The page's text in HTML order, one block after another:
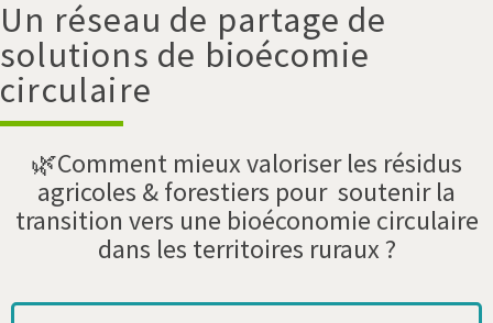
Un réseau de partage de
solutions de bioécomie
circulaire
🌿Comment mieux valoriser les résidus
agricoles & forestiers pour soutenir la
transition vers une bioéconomie circulaire
dans les territoires ruraux ?